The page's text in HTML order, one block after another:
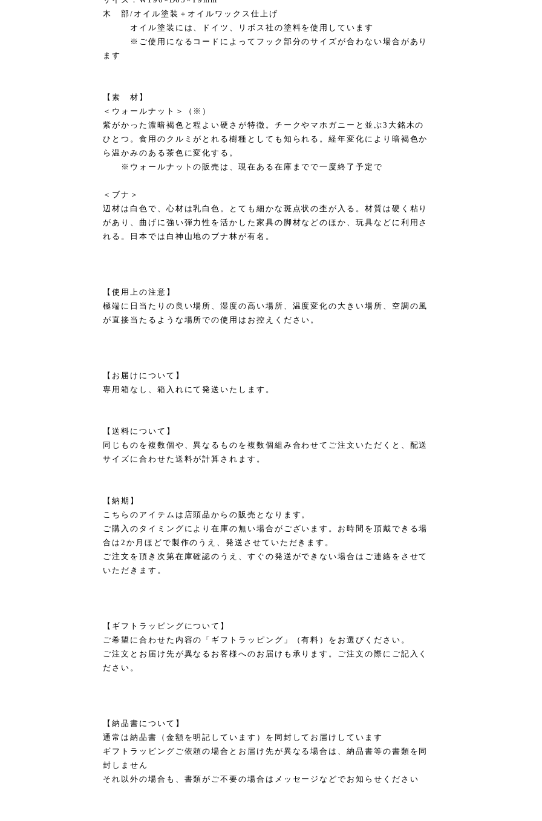
木 部/オイル塗装＋オイルワックス仕上げ
オイル塗装には、ドイツ、リボス社の塗料を使用しています
※ご使用になるコードによってフック部分のサイズが合わない場合があり
ます
【素 材】
＜ウォールナット＞（※）
紫がかった濃暗褐色と程よい硬さが特徴。チークやマホガニーと並ぶ3大銘木の
ひとつ。食用のクルミがとれる樹種としても知られる。経年変化により暗褐色か
ら温かみのある茶色に変化する。
※ウォールナットの販売は、現在ある在庫までで一度終了予定で
＜ブナ＞
辺材は白色で、心材は乳白色。とても細かな斑点状の杢が入る。材質は硬く粘り
があり、曲げに強い弾力性を活かした家具の脚材などのほか、玩具などに利用さ
れる。日本では白神山地のブナ林が有名。
【使用上の注意】
極端に日当たりの良い場所、湿度の高い場所、温度変化の大きい場所、空調の風
が直接当たるような場所での使用はお控えください。
【お届けについて】
専用箱なし、箱入れにて発送いたします。
【送料について】
同じものを複数個や、異なるものを複数個組み合わせてご注文いただくと、配送
サイズに合わせた送料が計算されます。
【納期】
こちらのアイテムは店頭品からの販売となります。
ご購入のタイミングにより在庫の無い場合がございます。お時間を頂戴できる場
合は2か月ほどで製作のうえ、発送させていただきます。
ご注文を頂き次第在庫確認のうえ、すぐの発送ができない場合はご連絡をさせて
いただきます。
【ギフトラッピングについて】
ご希望に合わせた内容の「ギフトラッピング」（有料）をお選びください。
ご注文とお届け先が異なるお客様へのお届けも承ります。ご注文の際にご記入く
ださい。
【納品書について】
通常は納品書（金額を明記しています）を同封してお届けしています
ギフトラッピングご依頼の場合とお届け先が異なる場合は、納品書等の書類を同
封しません
それ以外の場合も、書類がご不要の場合はメッセージなどでお知らせください